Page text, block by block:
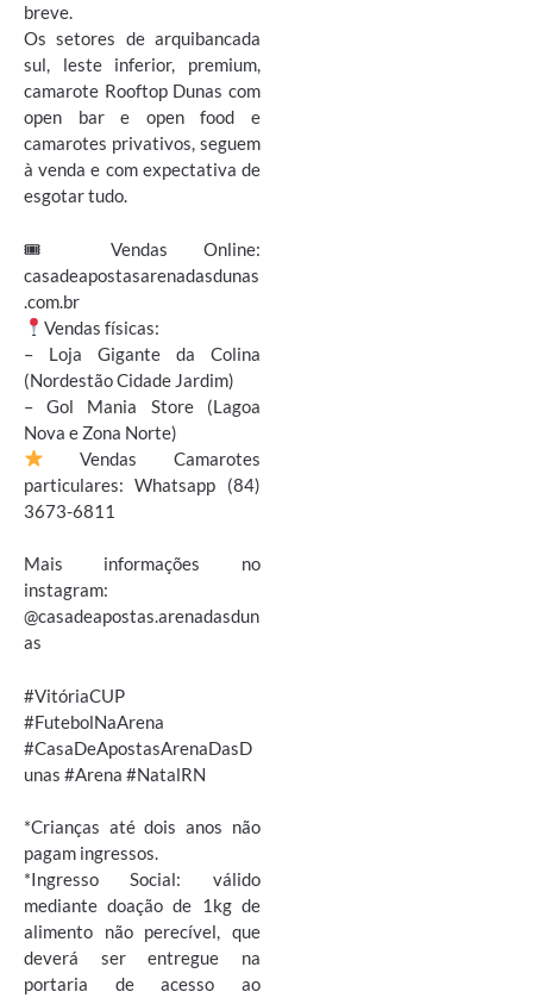
breve.
Os setores de arquibancada
sul, leste inferior, premium,
camarote Rooftop Dunas com
open bar e open food e
camarotes privativos, seguem
à venda e com expectativa de
esgotar tudo.
🎟 Vendas Online:
casadeapostasarenadasdunas
.com.br
Vendas físicas:
– Loja Gigante da Colina
(Nordestão Cidade Jardim)
– Gol Mania Store (Lagoa
Nova e Zona Norte)
Vendas Camarotes
particulares: Whatsapp (84)
3673-6811
Mais informações no
instagram:
@casadeapostas.arenadasdun
as
#VitóriaCUP
#FutebolNaArena
#CasaDeApostasArenaDasD
unas #Arena #NatalRN
*Crianças até dois anos não
pagam ingressos.
*Ingresso Social: válido
mediante doação de 1kg de
alimento não perecível, que
deverá ser entregue na
portaria de acesso ao